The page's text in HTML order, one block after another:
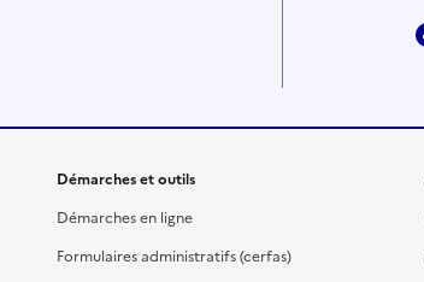
Démarches et outils
Démarches en ligne
Formulaires administratifs (cerfas)